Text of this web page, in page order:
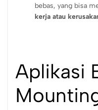
bebas, yang bisa
kerja atau
Aplikasi